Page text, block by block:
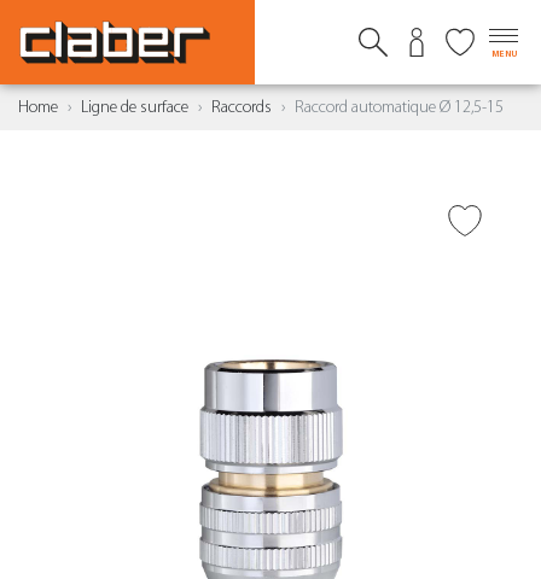
MENU
Home Ligne de surface Raccords Raccord automatique Ø 12,5-15